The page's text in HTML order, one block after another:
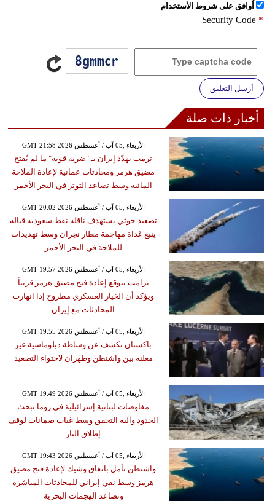
اُوافق على شروط الأستخدام
Security Code *
أرسل التعليق
أخبار ذات صلة
GMT 21:58 2026 الأربعاء ,05 آب / أغسطس
ترمب يهدّد إيران بـ "ضربة قوية" ما لم يُفتح
مضيق هرمز ومحادثات عمانية لإعادة الملاحة
المائية وسط تصاعد التوتر في البحر الأحمر
GMT 20:02 2026 الأربعاء ,05 آب / أغسطس
تصعيد حوثي يستهدف ناقلة نفط سعودية قبالة
ينبع غداة مهاجمة مطار نجران وسط تهديدات
للملاحة في البحر الأحمر
GMT 19:57 2026 الأربعاء ,05 آب / أغسطس
ترامب يتوقع إعادة فتح مضيق هرمز قريباً
ويؤكد أن الخيار العسكري مطروح إذا انهارت
المحادثات مع إيران
GMT 19:55 2026 الأربعاء ,05 آب / أغسطس
باكستان تكشف عن وساطة دبلوماسية غير
معلنة بين واشنطن وطهران لاحتواء التصعيد
GMT 19:49 2026 الأربعاء ,05 آب / أغسطس
مفاوضات لبنانية إسرائيلية في روما تبحث
الحدود وآلية التحقق وسط غياب ضمانات لوقف
إطلاق النار
GMT 19:43 2026 الأربعاء ,05 آب / أغسطس
واشنطن تأمل باتفاق وشيك لإعادة فتح مضيق
هرمز وسط نفي إيراني للمحادثات المباشرة
وتصاعد الهجمات البحرية